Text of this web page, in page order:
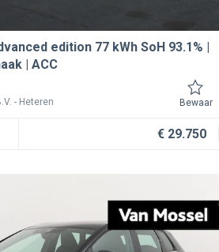
edition 77 kWh SoH 93.1% |
| ACC
Heteren Bewaar
€ 29.750